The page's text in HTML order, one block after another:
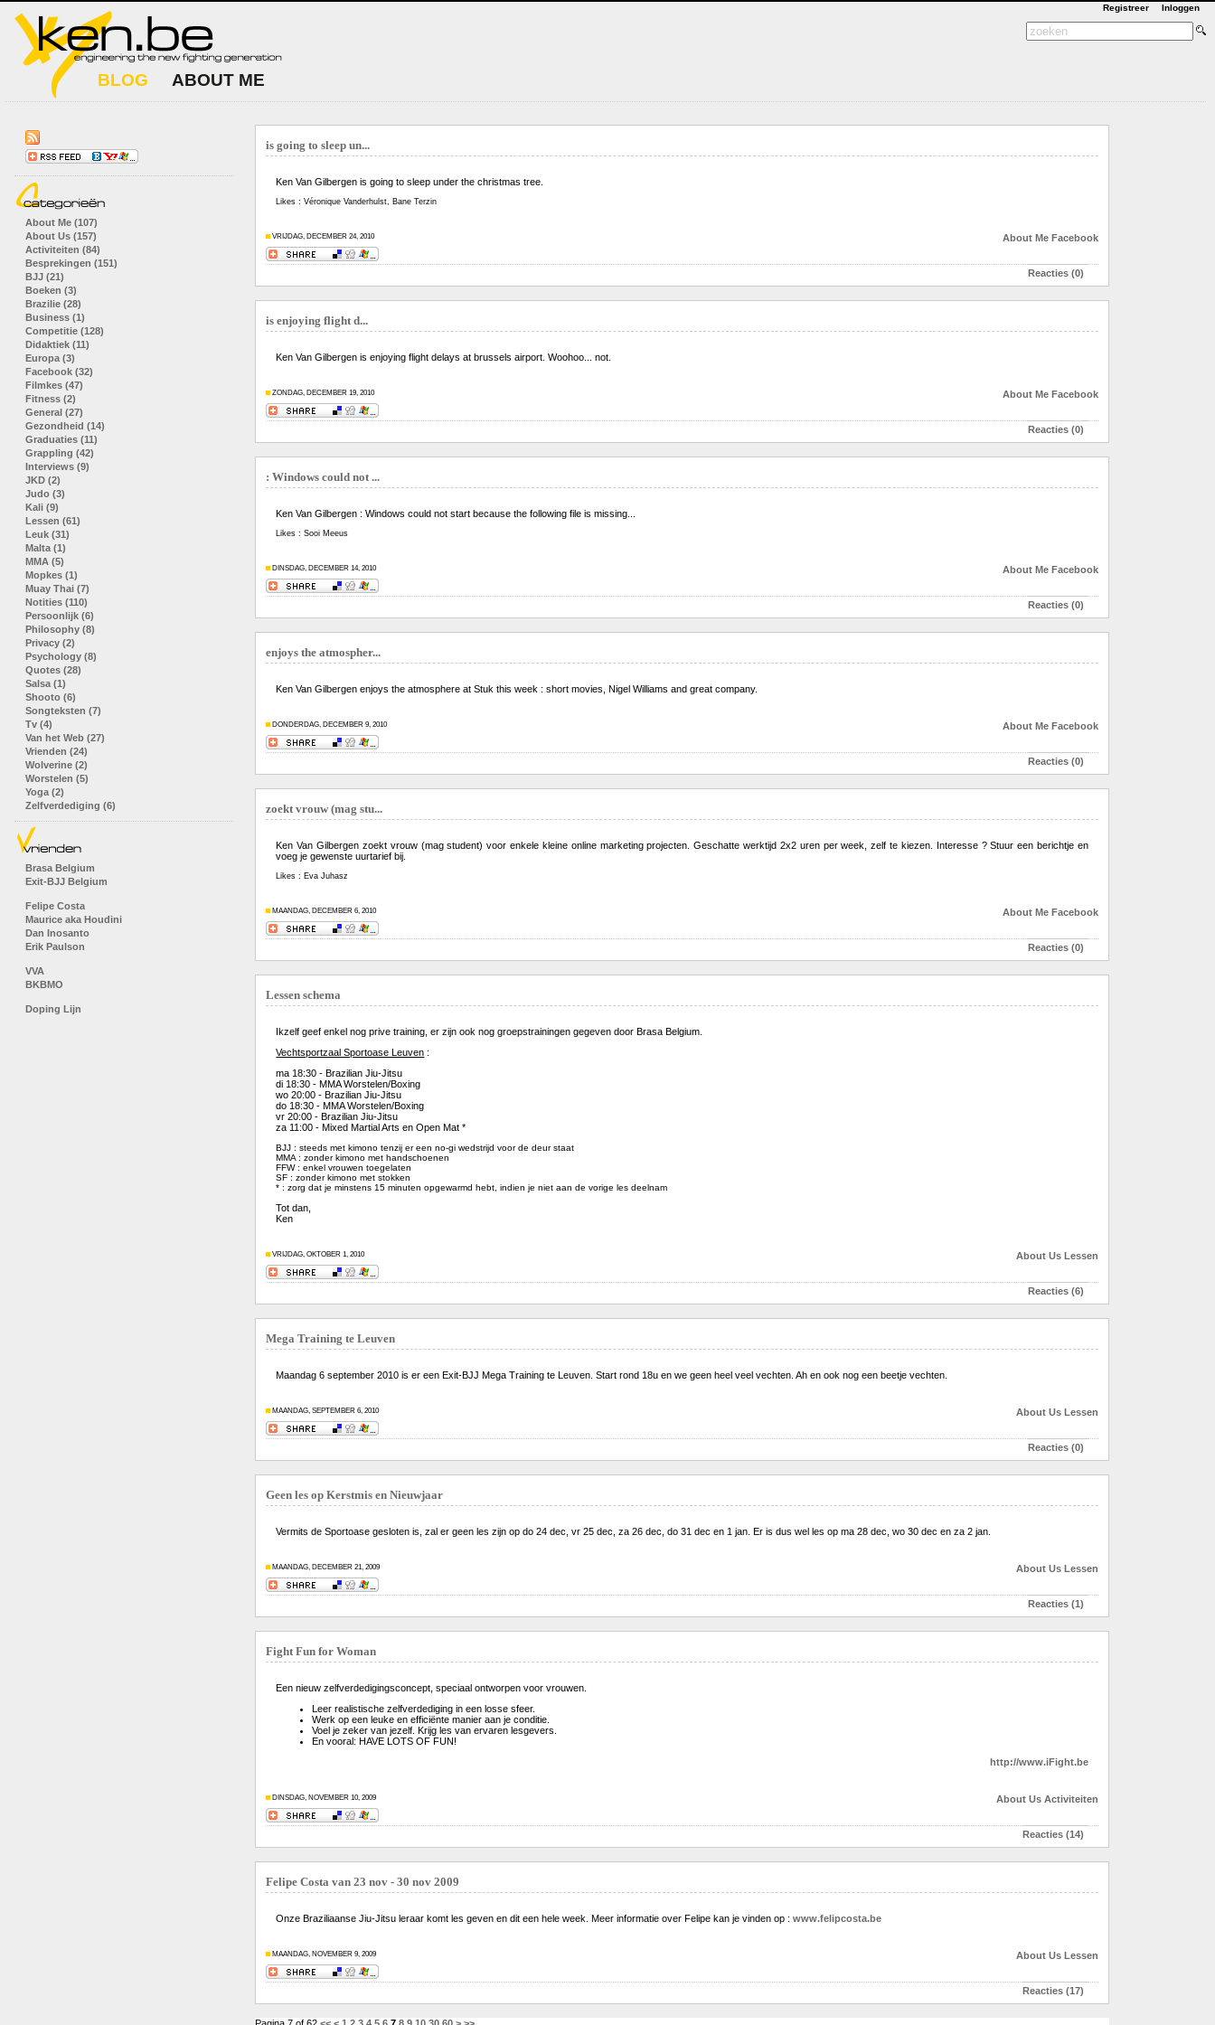
BLOG ABOUT ME
Registreer Inloggen
is going to sleep un...
Ken Van Gilbergen is going to sleep under the christmas tree.
Likes : Véronique Vanderhulst, Bane Terzin
VRIJDAG, DECEMBER 24, 2010 About Me Facebook
Reacties (0)
is enjoying flight d...
Ken Van Gilbergen is enjoying flight delays at brussels airport. Woohoo... not.
ZONDAG, DECEMBER 19, 2010 About Me Facebook
Reacties (0)
: Windows could not ...
Ken Van Gilbergen : Windows could not start because the following file is missing...
Likes : Sooi Meeus
DINSDAG, DECEMBER 14, 2010 About Me Facebook
Reacties (0)
enjoys the atmospher...
Ken Van Gilbergen enjoys the atmosphere at Stuk this week : short movies, Nigel Williams and great company.
DONDERDAG, DECEMBER 9, 2010 About Me Facebook
Reacties (0)
zoekt vrouw (mag stu...
Ken Van Gilbergen zoekt vrouw (mag student) voor enkele kleine online marketing projecten. Geschatte werktijd 2x2 uren per week, zelf te kiezen. Interesse ? Stuur een berichtje en
voeg je gewenste uurtarief bij.
Likes : Eva Juhasz
MAANDAG, DECEMBER 6, 2010 About Me Facebook
Reacties (0)
Lessen schema
Ikzelf geef enkel nog prive training, er zijn ook nog groepstrainingen gegeven door Brasa Belgium.
Vechtsportzaal Sportoase Leuven :
ma 18:30 - Brazilian Jiu-Jitsu
di 18:30 - MMA Worstelen/Boxing
wo 20:00 - Brazilian Jiu-Jitsu
do 18:30 - MMA Worstelen/Boxing
vr 20:00 - Brazilian Jiu-Jitsu
za 11:00 - Mixed Martial Arts en Open Mat *
BJJ : steeds met kimono tenzij er een no-gi wedstrijd voor de deur staat
MMA : zonder kimono met handschoenen
FFW : enkel vrouwen toegelaten
SF : zonder kimono met stokken
* : zorg dat je minstens 15 minuten opgewarmd hebt, indien je niet aan de vorige les deelnam
Tot dan,
Ken
VRIJDAG, OKTOBER 1, 2010 About Us Lessen
Reacties (6)
Mega Training te Leuven
Maandag 6 september 2010 is er een Exit-BJJ Mega Training te Leuven. Start rond 18u en we geen heel veel vechten. Ah en ook nog een beetje vechten.
MAANDAG, SEPTEMBER 6, 2010 About Us Lessen
Reacties (0)
Geen les op Kerstmis en Nieuwjaar
Vermits de Sportoase gesloten is, zal er geen les zijn op do 24 dec, vr 25 dec, za 26 dec, do 31 dec en 1 jan. Er is dus wel les op ma 28 dec, wo 30 dec en za 2 jan.
MAANDAG, DECEMBER 21, 2009 About Us Lessen
Reacties (1)
Fight Fun for Woman
Een nieuw zelfverdedigingsconcept, speciaal ontworpen voor vrouwen.
Leer realistische zelfverdediging in een losse sfeer.
Werk op een leuke en efficiënte manier aan je conditie.
Voel je zeker van jezelf. Krijg les van ervaren lesgevers.
En vooral: HAVE LOTS OF FUN!
http://www.iFight.be
DINSDAG, NOVEMBER 10, 2009 About Us Activiteiten
Reacties (14)
Felipe Costa van 23 nov - 30 nov 2009
Onze Braziliaanse Jiu-Jitsu leraar komt les geven en dit een hele week. Meer informatie over Felipe kan je vinden op :www.felipcosta.be
MAANDAG, NOVEMBER 9, 2009 About Us Lessen
Reacties (17)
About Me (107)
About Us (157)
Activiteiten (84)
Besprekingen (151)
BJJ (21)
Boeken (3)
Brazilie (28)
Business (1)
Competitie (128)
Didaktiek (11)
Europa (3)
Facebook (32)
Filmkes (47)
Fitness (2)
General (27)
Gezondheid (14)
Graduaties (11)
Grappling (42)
Interviews (9)
JKD (2)
Judo (3)
Kali (9)
Lessen (61)
Leuk (31)
Malta (1)
MMA (5)
Mopkes (1)
Muay Thai (7)
Notities (110)
Persoonlijk (6)
Philosophy (8)
Privacy (2)
Psychology (8)
Quotes (28)
Salsa (1)
Shooto (6)
Songteksten (7)
Tv (4)
Van het Web (27)
Vrienden (24)
Wolverine (2)
Worstelen (5)
Yoga (2)
Zelfverdediging (6)
Brasa Belgium
Exit-BJJ Belgium
Felipe Costa
Maurice aka Houdini
Dan Inosanto
Erik Paulson
VVA
BKBMO
Doping Lijn